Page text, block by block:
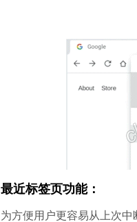
最近标签页功能：
为方便用户更容易从上次